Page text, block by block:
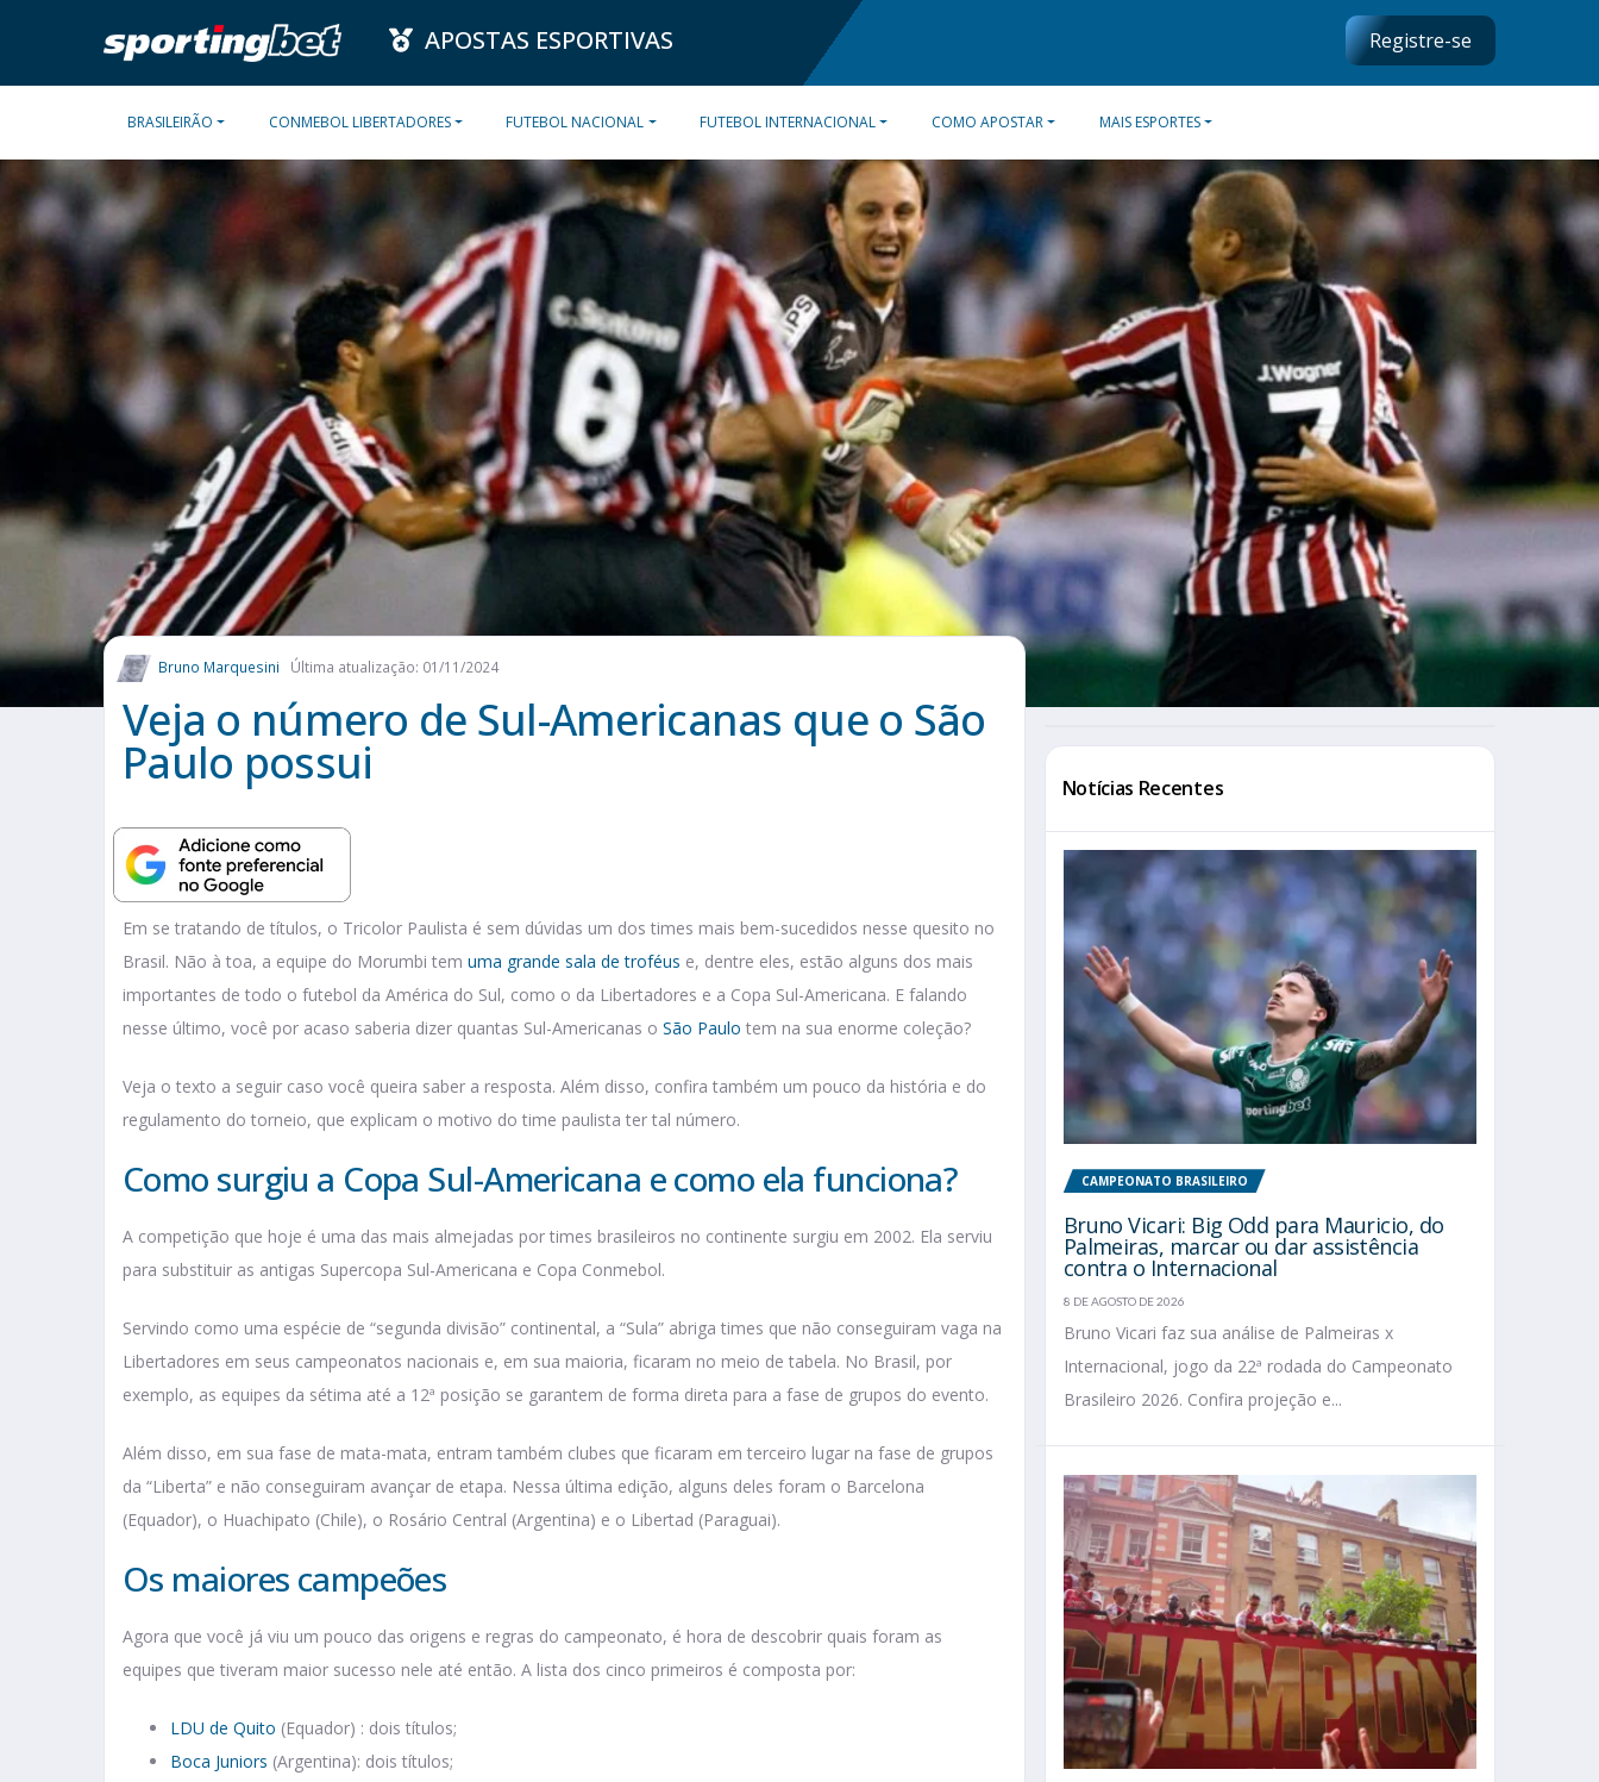
APOSTAS ESPORTIVAS Registre-se
BRASILEIRÃO CONMEBOL LIBERTADORES FUTEBOL NACIONAL FUTEBOL INTERNACIONAL COMO APOSTAR MAIS ESPORTES
Bruno Marquesini Última atualização: 01/11/2024
Veja o número de Sul-Americanas que o São
Paulo possui
Em se tratando de títulos, o Tricolor Paulista é sem dúvidas um dos times mais bem-sucedidos nesse quesito no
Brasil. Não à toa, a equipe do Morumbi tem uma grande sala de troféus e, dentre eles, estão alguns dos mais
importantes de todo o futebol da América do Sul, como o da Libertadores e a Copa Sul-Americana. E falando
nesse último, você por acaso saberia dizer quantas Sul-Americanas o São Paulo tem na sua enorme coleção?
Veja o texto a seguir caso você queira saber a resposta. Além disso, confira também um pouco da história e do
regulamento do torneio, que explicam o motivo do time paulista ter tal número.
Como surgiu a Copa Sul-Americana e como ela funciona?
A competição que hoje é uma das mais almejadas por times brasileiros no continente surgiu em 2002. Ela serviu
para substituir as antigas Supercopa Sul-Americana e Copa Conmebol.
Servindo como uma espécie de “segunda divisão” continental, a “Sula” abriga times que não conseguiram vaga na
Libertadores em seus campeonatos nacionais e, em sua maioria, ficaram no meio de tabela. No Brasil, por
exemplo, as equipes da sétima até a 12ª posição se garantem de forma direta para a fase de grupos do evento.
Além disso, em sua fase de mata-mata, entram também clubes que ficaram em terceiro lugar na fase de grupos
da “Liberta” e não conseguiram avançar de etapa. Nessa última edição, alguns deles foram o Barcelona
(Equador), o Huachipato (Chile), o Rosário Central (Argentina) e o Libertad (Paraguai).
Os maiores campeões
Agora que você já viu um pouco das origens e regras do campeonato, é hora de descobrir quais foram as
equipes que tiveram maior sucesso nele até então. A lista dos cinco primeiros é composta por:
LDU de Quito (Equador) : dois títulos;
Boca Juniors (Argentina): dois títulos;
Notícias Recentes
CAMPEONATO BRASILEIRO
Bruno Vicari: Big Odd para Mauricio, do
Palmeiras, marcar ou dar assistência
contra o Internacional
8 DE AGOSTO DE 2026
Bruno Vicari faz sua análise de Palmeiras x
Internacional, jogo da 22ª rodada do Campeonato
Brasileiro 2026. Confira projeção e...